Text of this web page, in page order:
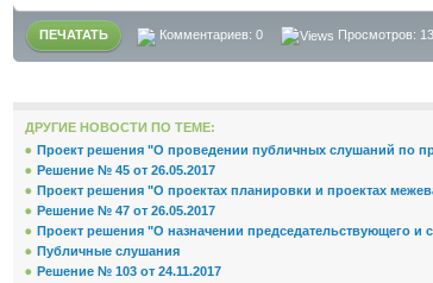
ПЕЧАТАТЬ Комментариев:0 Просмотров:
ДРУГИЕ НОВОСТИ ПО ТЕМЕ:
Проект решения "О проведении публичных слушаний по
Решение № 45 от 26.05.2017
Проект решения "О проектах планировки и проектах
Решение № 47 от 26.05.2017
Проект решения "О назначении председательствующего и
Публичные слушания
Решение № 103 от 24.11.2017